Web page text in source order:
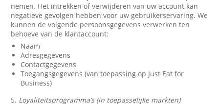
nemen. Het intrekken of verwijderen van uw account kan
negatieve gevolgen hebben voor uw gebruikerservaring. We
kunnen de volgende persoonsgegevens verwerken ten
behoeve van de klantaccount:
Naam
Adresgegevens
Contactgegevens
Toegangsgegevens (van toepassing op Just Eat for
Business)
5. Loyaliteitsprogramma’s (in toepasselijke markten)